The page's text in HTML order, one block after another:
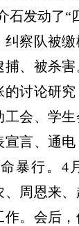
石发动了“
察队被
、被杀
讨论研究
会、学
言、通电
暴行。4
周恩来
。会后